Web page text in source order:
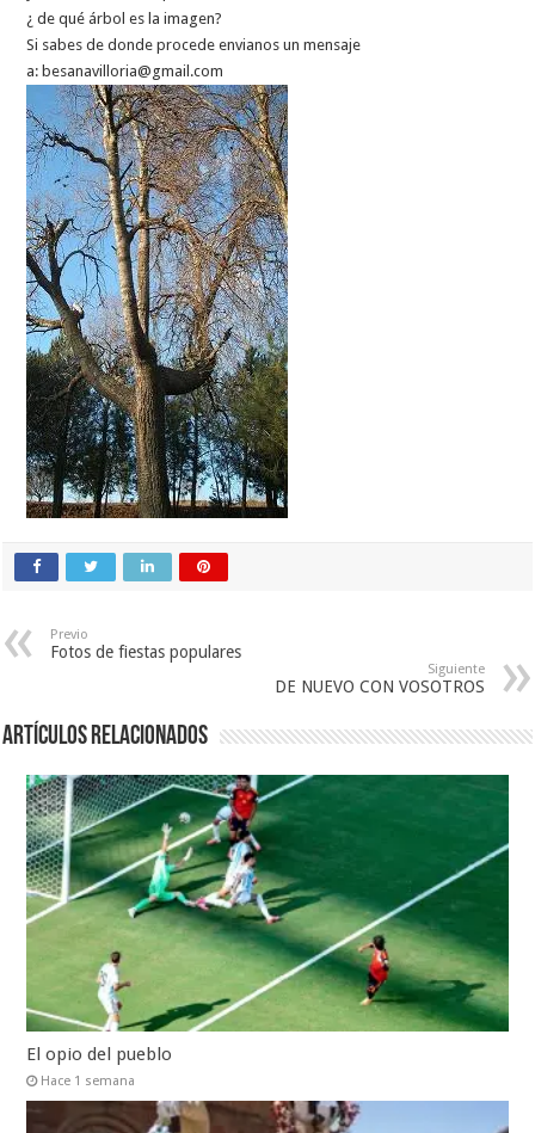
¿ de qué árbol es la imagen?
Si sabes de donde procede envianos un mensaje
a: besanavilloria@gmail.com
Previo
Fotos de fiestas populares
Siguiente
DE NUEVO CON VOSOTROS
Artículos relacionados
El opio del pueblo
Hace 1 semana